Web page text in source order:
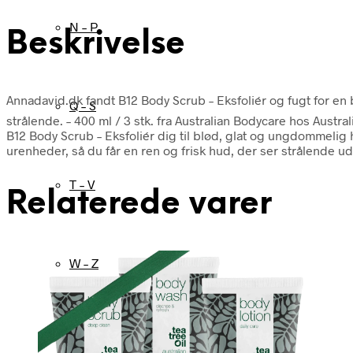
N – P
Q – S
T – V
W – Z
Beskrivelse
Annadavid.dk fandt B12 Body Scrub – Eksfoliér og fugt for
strålende. – 400 ml / 3 stk. fra Australian Bodycare hos
B12 Body Scrub – Eksfoliér dig til blød, glat og
urenheder, så du får en ren og frisk hud, der ser strålende
Relaterede varer